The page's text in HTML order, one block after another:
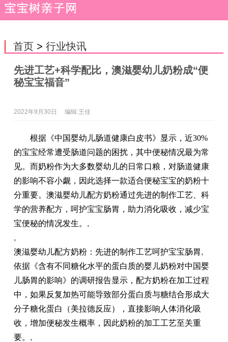
首页> 行业快讯
先进工艺+科学配比，澳滋婴幼儿奶粉成“便
秘宝宝福音”
2022年9月30日 编辑:王佳
根据《中国婴幼儿肠道健康白皮书》显示，近30%
的宝宝经常遭受肠道问题的困扰，其中便秘情况最为常
见。而奶粉作为大多数婴幼儿的日常口粮，对肠道健康
的影响不容小觑，因此选择一款适合便秘宝宝的奶粉十
分重要。澳滋婴幼儿配方奶粉通过先进的制作工艺、科
学的营养配方，呵护宝宝肠胃，助力消化吸收，减少宝
宝便秘的情况发生。 ,
,
澳滋婴幼儿配方奶粉：先进的制作工艺呵护宝宝肠胃,
依据《含有不同糖化水平的蛋白质的婴儿奶粉对中国婴
儿肠胃的影响》的调研报告显示，配方奶粉在加工过程
中，如果反复加热可能导致部分蛋白质与糖结合形成大
分子糖化蛋白（美拉德反应），直接影响人体消化吸
收，增加便秘发生概率，因此奶粉的加工工艺至关重
要。 ,